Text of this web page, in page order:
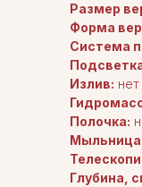
Размер
Форма
Система
Излив: нет
Полочка:
Глубина,